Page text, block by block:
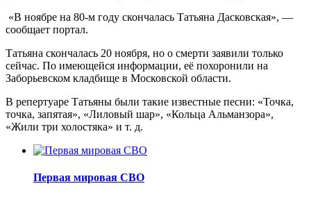
«В ноябре на 80-м году скончалась Татьяна Дасковская», —
сообщает портал.
Татьяна скончалась 20 ноября, но о смерти заявили только
сейчас. По имеющейся информации, её похоронили на
Заборьевском кладбище в Московской области.
В репертуаре Татьяны были такие известные песни: «Точка,
точка, запятая», «Лиловый шар», «Кольца Альманзора»,
«Жили три холостяка» и т. д.
Первая мировая СВО